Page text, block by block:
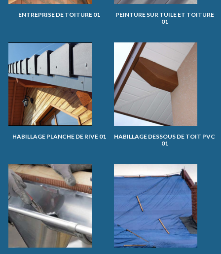
ENTREPRISE DE TOITURE 01
PEINTURE SUR TUILE ET TOITURE
01
HABILLAGE PLANCHE DE RIVE 01
HABILLAGE DESSOUS DE TOIT PVC
01